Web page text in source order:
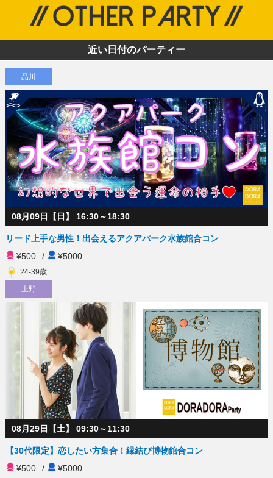
近い日付のパーティー
品川
08月09日【日】 16:30～18:30
リード上手な男性！出会えるアクアパーク水族館合コン
¥500
/ ¥5000
24-39歳
上野
08月29日【土】 09:30～11:30
【30代限定】恋したい方集合！縁結び博物館合コン
¥500
/ ¥5000